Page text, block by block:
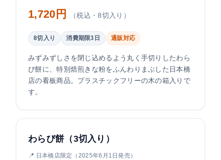
1,720円 （税込・8切入り）
8切入り 消費期限3日 通販対応
みずみずしさを閉じ込めるよう丸く手切りしたわら
び餅に、特別焙煎きな粉をふんわりまぶした日本橋
店の看板商品。プラスチックフリーの木の箱入りで
す。
わらび餅（3切入り）
📍 日本橋店限定（2025年6月1日発売）